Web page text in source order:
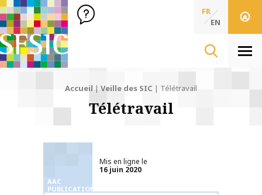
SFSIC Société Française des Sciences de l'Information & de
Société Française des Sciences
de l'Information
FR
EN
Accueil | Veille des SIC | Télétravail
Télétravail
AAC
PUBLICATIONS
Mis en ligne le
16 juin 2020